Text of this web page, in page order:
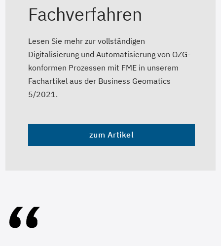
Fachverfahren
Lesen Sie mehr zur vollständigen
Digitalisierung und Automatisierung von OZG-
konformen Prozessen mit FME in unserem
Fachartikel aus der Business Geomatics
5/2021.
zum Artikel